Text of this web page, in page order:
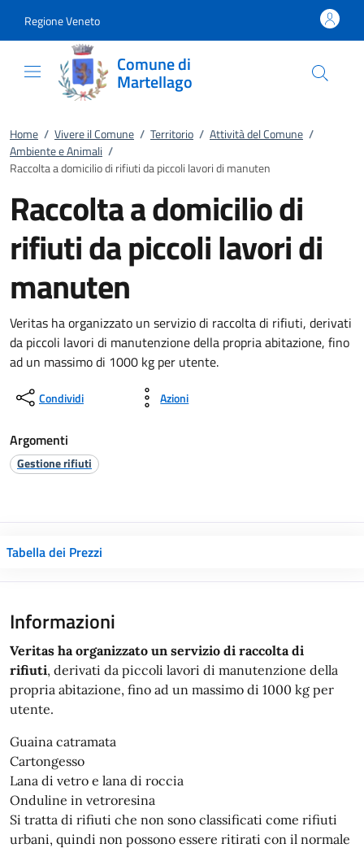
Regione Veneto
Comune di
Martellago
Home / Vivere il Comune / Territorio / Attività del Comune /
Ambiente e Animali /
Raccolta a domicilio di rifiuti da piccoli lavori di manuten
Raccolta a domicilio di
rifiuti da piccoli lavori di
manuten
Veritas ha organizzato un servizio di raccolta di rifiuti, derivati
da piccoli lavori di manutenzione della propria abitazione, fino
ad un massimo di 1000 kg per utente.
Condividi Azioni
Argomenti
Gestione rifiuti
Tabella dei Prezzi
Informazioni
Veritas ha organizzato un servizio di raccolta di
rifiuti, derivati da piccoli lavori di manutenzione della
propria abitazione, fino ad un massimo di 1000 kg per
utente.
Guaina catramata
Cartongesso
Lana di vetro e lana di roccia
Onduline in vetroresina
Si tratta di rifiuti che non sono classificati come rifiuti
urbani, quindi non possono essere ritirati con il normale